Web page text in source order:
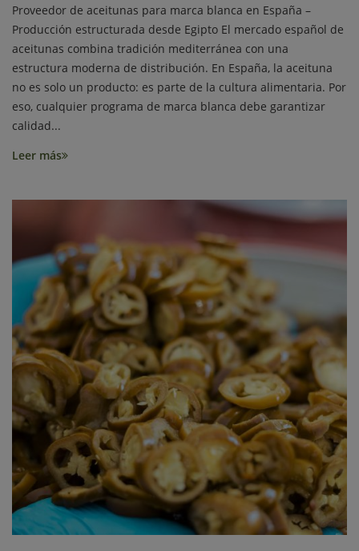
Proveedor de aceitunas para marca blanca en España –
Producción estructurada desde Egipto El mercado español de
aceitunas combina tradición mediterránea con una
estructura moderna de distribución. En España, la aceituna
no es solo un producto: es parte de la cultura alimentaria. Por
eso, cualquier programa de marca blanca debe garantizar
calidad...
Leer más